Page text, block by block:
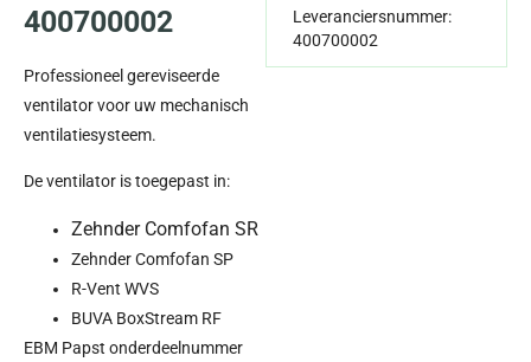
400700002
Professioneel gereviseerde
ventilator voor uw mechanisch
ventilatiesysteem.
De ventilator is toegepast in:
Zehnder Comfofan SR
Zehnder Comfofan SP
R-Vent WVS
BUVA BoxStream RF
EBM Papst onderdeelnummer
Leveranciersnummer:
400700002